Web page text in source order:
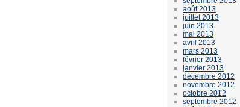
août 2013
juillet 2013
juin 2013
mai 2013
avril 2013
mars 2013
février 2013
janvier 2013
décembre 2012
novembre 2012
octobre 2012
septembre 2012